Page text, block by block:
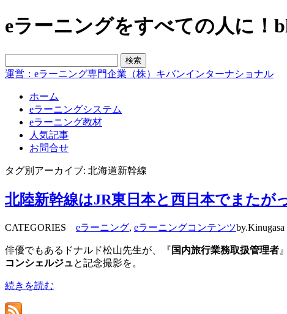
eラーニングをすべての人に！
運営：eラーニング専門企業（株）キバンインターナショナル
ホーム
eラーニングシステム
eラーニング教材
人気記事
お問合せ
タグ別アーカイブ: 北海道新幹線
北陸新幹線はJR東日本と西日本でまたが
CATEGORIES eラーニング, eラーニングコンテンツ
俳優でもあるドナルド松山先生が、『 国内旅行業務取扱管理者
コンシェルジュと記念撮影を。
続きを読む